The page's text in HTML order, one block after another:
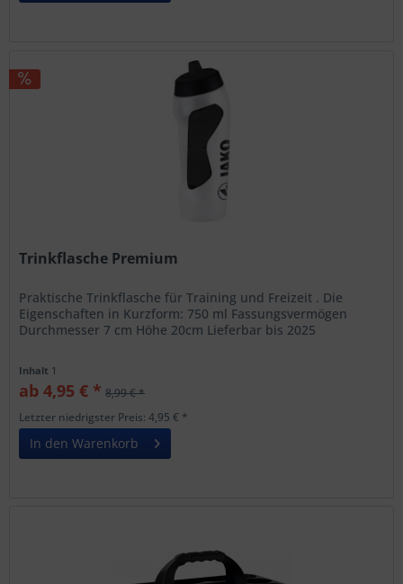
Trinkflasche Premium
Praktische Trinkflasche für Training und Freizeit . Die
Eigenschaften in Kurzform: 750 ml Fassungsvermögen
Durchmesser 7 cm Höhe 20cm Lieferbar bis 2025
Inhalt 1
ab 4,95 € * 8,99 € *
Letzter niedrigster Preis: 4,95 € *
In den Warenkorb